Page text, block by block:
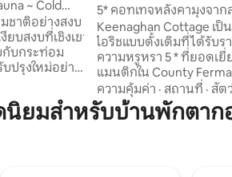
~ Cold
ชาติอย่างสงบ
บกระท่อม
ปรุงใหม่อย่าง
พลินไปกับ
ม้เขียวชอุ่ม
สุดลูกหูลูกตา
5* คอทเทจหลังคามุงจาก
HiddenGem ไอร์แลนด์
Keenaghan Cottage เป็
ไอริชแบบดั้งเดิมที่ได้รับร
ความหรูหรา 5 * ที่ยอดเยี่ยม ตั้งอยู่อย่า
แมนติกใน County
อยู่ใกล้กับ County
เป็นสถานที่ที่สมบูรณ์แบบ
ชายฝั่งตะวันตกอันงดงา
ความคุ้มค่า · สถานที่ · สัต
ยมสำหรับบ้านพักตากอ